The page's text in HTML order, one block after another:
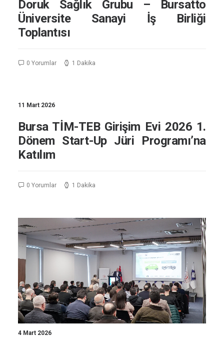
Doruk Sağlık Grubu – Bursatto
Üniversite Sanayi İş Birliği
Toplantısı
0 Yorumlar 1 Dakika
11 Mart 2026
Bursa TİM-TEB Girişim Evi 2026 1.
Dönem Start-Up Jüri Programı’na
Katılım
0 Yorumlar 1 Dakika
4 Mart 2026